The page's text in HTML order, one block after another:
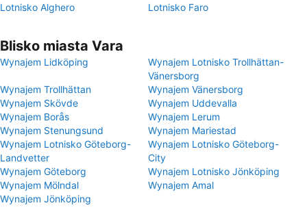
Lotnisko Alghero
Lotnisko Faro
Blisko miasta Vara
Wynajem Lidköping
Wynajem Lotnisko Trollhättan-
Vänersborg
Wynajem Trollhättan
Wynajem Vänersborg
Wynajem Skövde
Wynajem Uddevalla
Wynajem Borås
Wynajem Lerum
Wynajem Stenungsund
Wynajem Mariestad
Wynajem Lotnisko Göteborg-
Landvetter
Wynajem Lotnisko Göteborg-
City
Wynajem Göteborg
Wynajem Lotnisko Jönköping
Wynajem Mölndal
Wynajem Amal
Wynajem Jönköping